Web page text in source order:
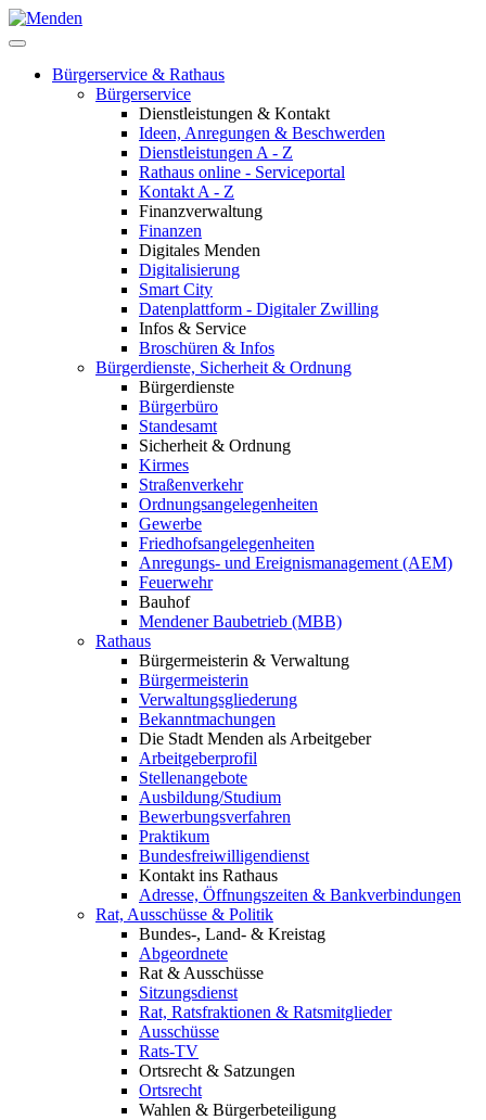
Bürgerservice & Rathaus
Bürgerservice
Dienstleistungen & Kontakt
Ideen, Anregungen & Beschwerden
Dienstleistungen A - Z
Rathaus online - Serviceportal
Kontakt A - Z
Finanzverwaltung
Finanzen
Digitales Menden
Digitalisierung
Smart City
Datenplattform - Digitaler Zwilling
Infos & Service
Broschüren & Infos
Bürgerdienste, Sicherheit & Ordnung
Bürgerdienste
Bürgerbüro
Standesamt
Sicherheit & Ordnung
Kirmes
Straßenverkehr
Ordnungsangelegenheiten
Gewerbe
Friedhofsangelegenheiten
Anregungs- und Ereignismanagement (AEM)
Feuerwehr
Bauhof
Mendener Baubetrieb (MBB)
Rathaus
Bürgermeisterin & Verwaltung
Bürgermeisterin
Verwaltungsgliederung
Bekanntmachungen
Die Stadt Menden als Arbeitgeber
Arbeitgeberprofil
Stellenangebote
Ausbildung/Studium
Bewerbungsverfahren
Praktikum
Bundesfreiwilligendienst
Kontakt ins Rathaus
Adresse, Öffnungszeiten & Bankverbindungen
Rat, Ausschüsse & Politik
Bundes-, Land- & Kreistag
Abgeordnete
Rat & Ausschüsse
Sitzungsdienst
Rat, Ratsfraktionen & Ratsmitglieder
Ausschüsse
Rats-TV
Ortsrecht & Satzungen
Ortsrecht
Wahlen & Bürgerbeteiligung